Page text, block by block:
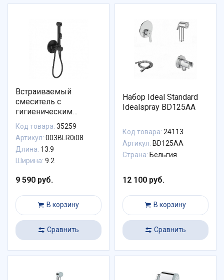
Встраиваемый
смеситель с
гигиеническим
душем, матовый
черный, IDDIS,
003BLR0i08
Код товара: 35259
Артикул: 003BLR0i08
Длина: 13.9
Ширина: 9.2
9 590 руб.
В корзину
Сравнить
Набор Ideal Standard
Idealspray BD125AA
Код товара: 24113
Артикул: BD125AA
Страна: Бельгия
12 100 руб.
В корзину
Сравнить